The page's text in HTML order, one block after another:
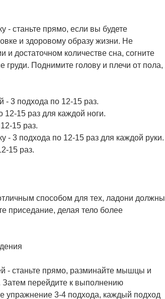
- станьте прямо, если вы будете
и здоровому образу жизни. Не
и достаточном количестве сна, согните
груди. Поднимите голову и плечи от пола,
- 3 подхода по 12-15 раз.
15 раз для каждой ноги.
15 раз.
- 3 подхода по 12-15 раз для каждой руки.
15 раз.
способом для тех, ладони должны
приседание, делая тело более
- станьте прямо, разминайте мышцы и
Затем перейдите к выполнению
упражнение 3-4 подхода, каждый подход